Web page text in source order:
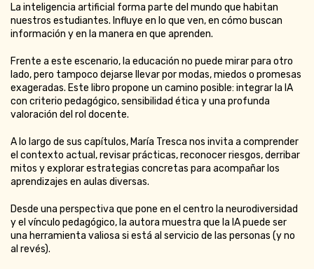
La inteligencia artificial forma parte del mundo que habitan
nuestros estudiantes. Influye en lo que ven, en cómo buscan
información y en la manera en que aprenden.
Frente a este escenario, la educación no puede mirar para otro
lado, pero tampoco dejarse llevar por modas, miedos o promesas
exageradas. Este libro propone un camino posible: integrar la IA
con criterio pedagógico, sensibilidad ética y una profunda
valoración del rol docente.
A lo largo de sus capítulos, María Tresca nos invita a comprender
el contexto actual, revisar prácticas, reconocer riesgos, derribar
mitos y explorar estrategias concretas para acompañar los
aprendizajes en aulas diversas.
Desde una perspectiva que pone en el centro la neurodiversidad
y el vínculo pedagógico, la autora muestra que la IA puede ser
una herramienta valiosa si está al servicio de las personas (y no
al revés).